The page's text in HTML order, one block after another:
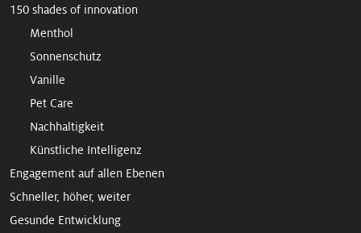
150 shades of innovation
Menthol
Sonnenschutz
Vanille
Pet Care
Nachhaltigkeit
Künstliche Intelligenz
Engagement auf allen Ebenen
Schneller, höher, weiter
Gesunde Entwicklung